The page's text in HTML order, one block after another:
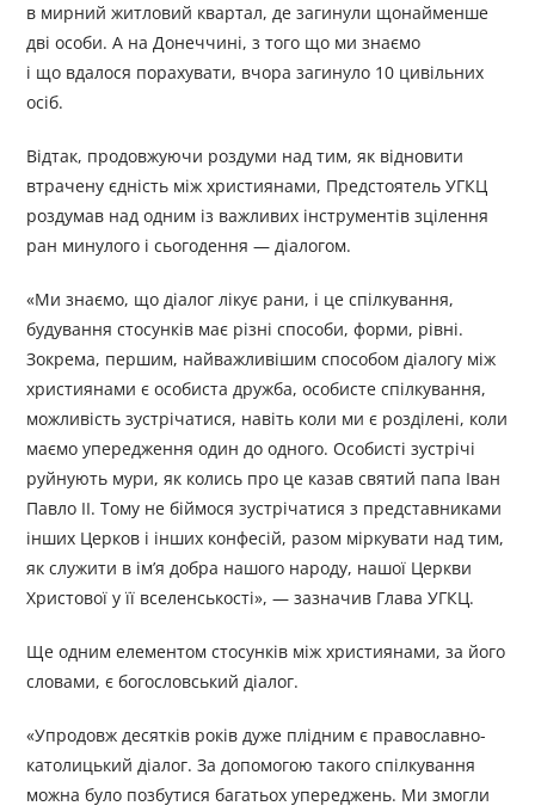
в мирний житловий квартал, де загинули щонайменше
дві особи. А на Донеччині, з того що ми знаємо
і що вдалося порахувати, вчора загинуло 10 цивільних
осіб.
Відтак, продовжуючи роздуми над тим, як відновити
втрачену єдність між християнами, Предстоятель УГКЦ
роздумав над одним із важливих інструментів зцілення
ран минулого і сьогодення — діалогом.
«Ми знаємо, що діалог лікує рани, і це спілкування,
будування стосунків має різні способи, форми, рівні.
Зокрема, першим, найважливішим способом діалогу між
християнами є особиста дружба, особисте спілкування,
можливість зустрічатися, навіть коли ми є розділені, коли
маємо упередження один до одного. Особисті зустрічі
руйнують мури, як колись про це казав святий папа Іван
Павло ІІ. Тому не біймося зустрічатися з представниками
інших Церков і інших конфесій, разом міркувати над тим,
як служити в ім’я добра нашого народу, нашої Церкви
Христової у її вселенськості», — зазначив Глава УГКЦ.
Ще одним елементом стосунків між християнами, за його
словами, є богословський діалог.
«Упродовж десятків років дуже плідним є православно-
католицький діалог. За допомогою такого спілкування
можна було позбутися багатьох упереджень. Ми змогли